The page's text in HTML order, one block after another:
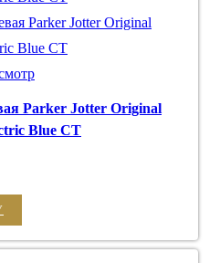
Parker Jotter Original
Blue CT